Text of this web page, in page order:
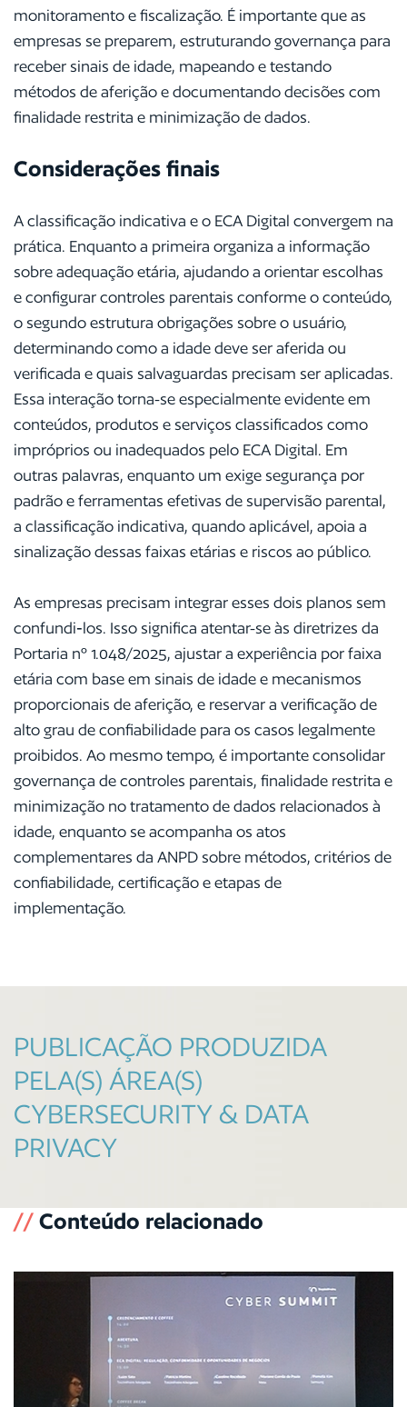
monitoramento e fiscalização. É importante que as
empresas se preparem, estruturando governança para
receber sinais de idade, mapeando e testando
métodos de aferição e documentando decisões com
finalidade restrita e minimização de dados.
Considerações finais
A classificação indicativa e o ECA Digital convergem na
prática. Enquanto a primeira organiza a informação
sobre adequação etária, ajudando a orientar escolhas
e configurar controles parentais conforme o conteúdo,
o segundo estrutura obrigações sobre o usuário,
determinando como a idade deve ser aferida ou
verificada e quais salvaguardas precisam ser aplicadas.
Essa interação torna-se especialmente evidente em
conteúdos, produtos e serviços classificados como
impróprios ou inadequados pelo ECA Digital. Em
outras palavras, enquanto um exige segurança por
padrão e ferramentas efetivas de supervisão parental,
a classificação indicativa, quando aplicável, apoia a
sinalização dessas faixas etárias e riscos ao público.
As empresas precisam integrar esses dois planos sem
confundi‑los. Isso significa atentar-se às diretrizes da
Portaria nº 1.048/2025, ajustar a experiência por faixa
etária com base em sinais de idade e mecanismos
proporcionais de aferição, e reservar a verificação de
alto grau de confiabilidade para os casos legalmente
proibidos. Ao mesmo tempo, é importante consolidar
governança de controles parentais, finalidade restrita e
minimização no tratamento de dados relacionados à
idade, enquanto se acompanha os atos
complementares da ANPD sobre métodos, critérios de
confiabilidade, certificação e etapas de
implementação.
PUBLICAÇÃO PRODUZIDA
PELA(S) ÁREA(S)
CYBERSECURITY & DATA
PRIVACY
// Conteúdo relacionado